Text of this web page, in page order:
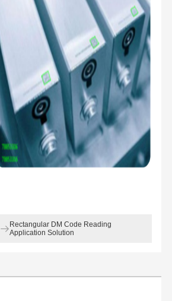
 Rectangular DM Code Reading
Application Solution